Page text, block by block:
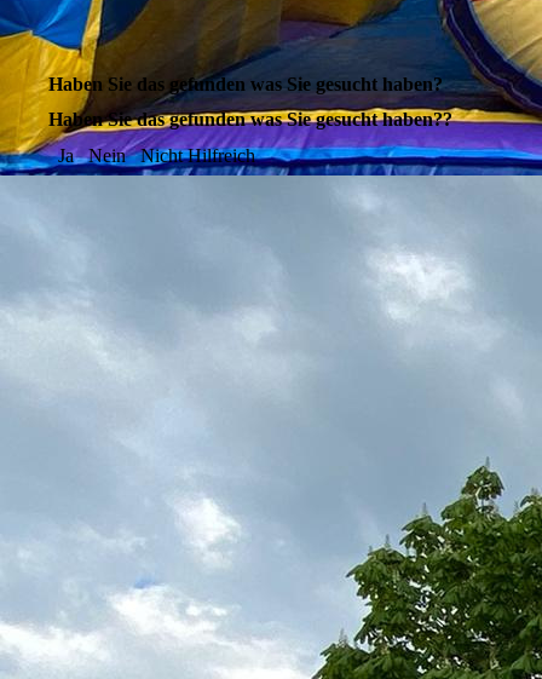
Haben Sie das gefunden was Sie gesucht haben?
Haben Sie das gefunden was Sie gesucht haben??
Ja
Nein Nicht Hilfreich